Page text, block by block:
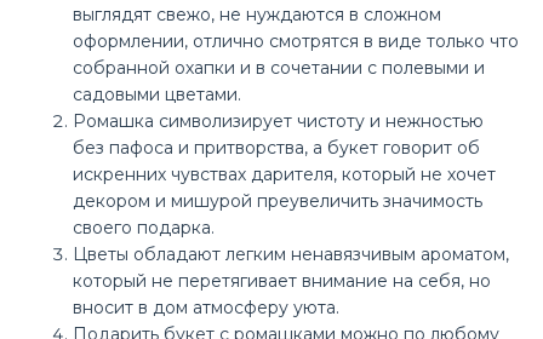
Букет «Летний ветерок»
выглядят свежо, не нуждаются в сложном
оформлении, отлично смотрятся в виде только что
собранной охапки и в сочетании с полевыми и
садовыми цветами.
Ромашка символизирует чистоту и нежностью
без пафоса и притворства, а букет говорит об
искренних чувствах дарителя, который не хочет
декором и мишурой преувеличить значимость
своего подарка.
Цветы обладают легким ненавязчивым ароматом,
который не перетягивает внимание на себя, но
вносит в дом атмосферу уюта.
Подарить букет с ромашками можно по любому